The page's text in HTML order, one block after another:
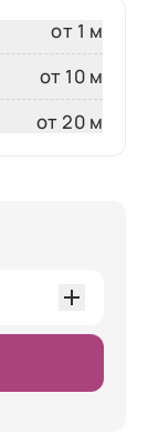
от 1 м
от 10 м
от 20 м